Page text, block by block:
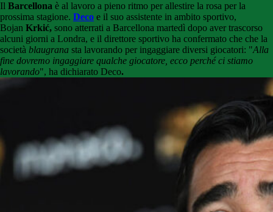
Il Barcellona è al lavoro a pieno ritmo per allestire la rosa per la
prossima stagione. Deco e il suo assistente in ambito sportivo,
Bojan Krkić, sono atterrati a Barcellona martedì dopo aver trascorso
alcuni giorni a Londra, e il direttore sportivo ha confermato che che la
società blaugrana sta lavorando per ingaggiare diversi giocatori: "Alla
fine dovremo ingaggiare qualche giocatore, ecco perché ci stiamo
lavorando", ha dichiarato Deco.